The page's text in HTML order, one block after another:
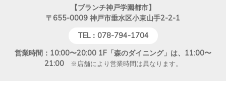
【ブランチ神戸学園都市】
〒655-0009 神戸市垂水区小束山手2-2-1
TEL：078-794-1704
営業時間：10:00〜20:00 1F「森のダイニング」は、11:00〜
21:00※店舗により営業時間は異なります。